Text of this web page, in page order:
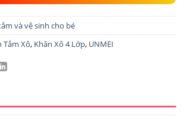
và vệ sinh cho bé
Tắm Xô, Khăn Xô 4 Lớp, UNMEI